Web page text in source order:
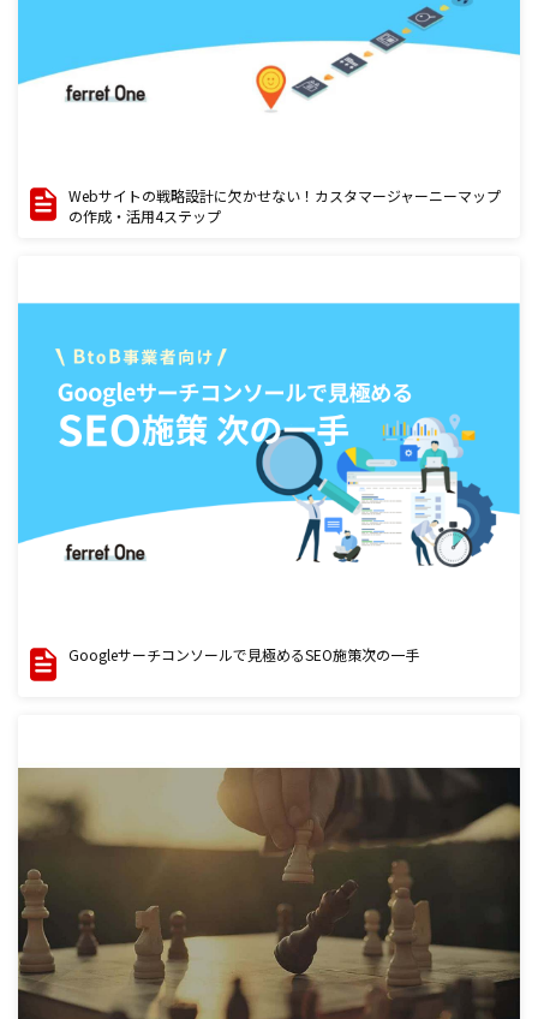
Webサイトの戦略設計に欠かせない！カスタマージャーニーマップ
の作成・活用4ステップ
Googleサーチコンソールで見極めるSEO施策次の一手